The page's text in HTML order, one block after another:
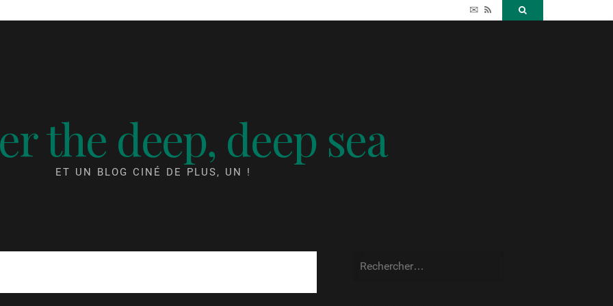
✉ RSS
the deep, deep sea
ET UN BLOG CINÉ DE PLUS, UN !